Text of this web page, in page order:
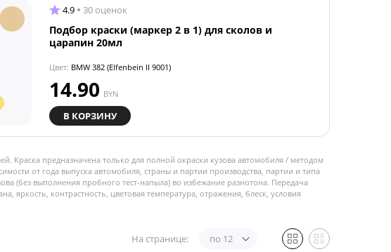
4.9 30 оценок
Подбор краски (маркер 2 в 1) для сколов и
царапин 20мл
Цвет: BMW 382 (Elfenbein II 9001)
14.90 BYN
В КОРЗИНУ
Краска предназначена только для полной окраски кузова автомобиля / методом
от года выпуска автомобиля, страны и партии производства, партии и типа
(без выполнения пробного тест-напыла) во избежание разнотона. Передача
яркость, контрастность, цветовая температура, отражения, блеск, условия
На странице: по 12